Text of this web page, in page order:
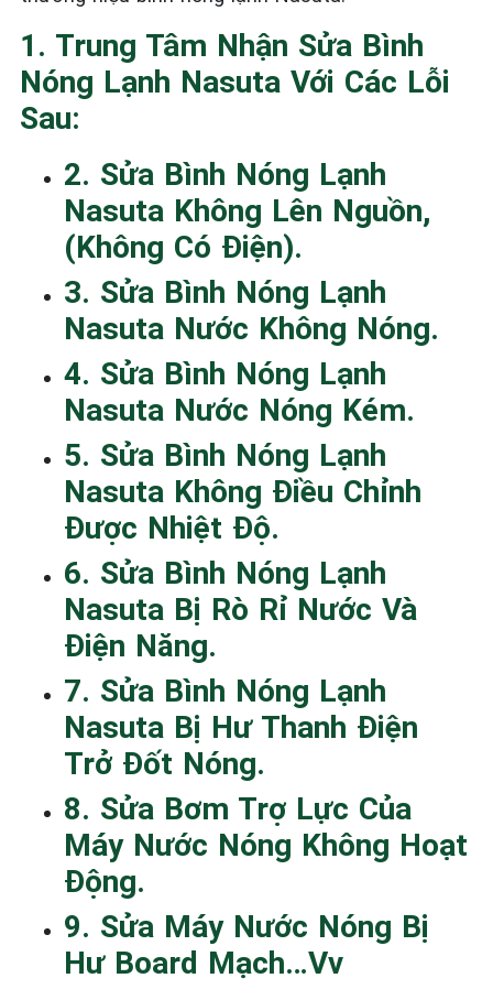
1. Trung Tâm Nhận Sửa Bình
Nóng Lạnh Nasuta Với Các Lỗi
Sau:
2. Sửa Bình Nóng Lạnh
Nasuta Không Lên Nguồn,
(không Có Điện).
3. Sửa Bình Nóng Lạnh
Nasuta Nước Không Nóng.
4. Sửa Bình Nóng Lạnh
Nasuta Nước Nóng Kém.
5. Sửa Bình Nóng Lạnh
Nasuta Không Điều Chỉnh
Được Nhiệt Độ.
6. Sửa Bình Nóng Lạnh
Nasuta Bị Rò Rỉ Nước Và
Điện Năng.
7. Sửa Bình Nóng Lạnh
Nasuta Bị Hư Thanh Điện
Trở Đốt Nóng.
8. Sửa Bơm Trợ Lực Của
Máy Nước Nóng Không Hoạt
Động.
9. Sửa Máy Nước Nóng Bị
Hư Board Mạch…vv